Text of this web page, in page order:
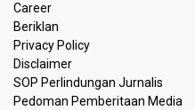
Kemarau Panjang, BNPB
Lahan
Sekolah Rakyat Tahun 2027
Career
Beriklan
Privacy Policy
Disclaimer
SOP Perlindungan Jurnalis
Pedoman Pemberitaan Media